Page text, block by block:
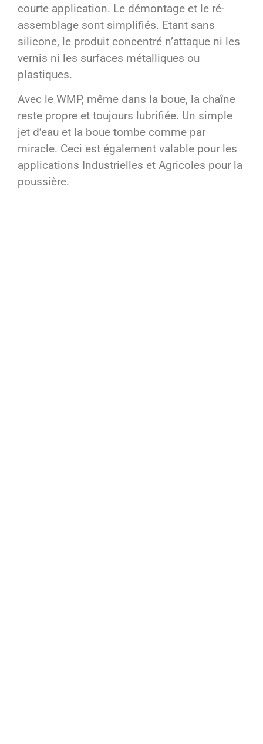
courte application. Le démontage et le ré-
assemblage sont simplifiés. Etant sans
silicone, le produit concentré n’attaque ni les
vernis ni les surfaces métalliques ou
plastiques.
Avec le WMP, même dans la boue, la chaîne
reste propre et toujours lubrifiée. Un simple
jet d’eau et la boue tombe comme par
miracle. Ceci est également valable pour les
applications Industrielles et Agricoles pour la
poussière.